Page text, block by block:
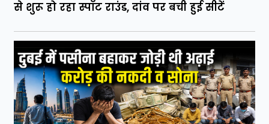
से शुरू हो रहा स्पॉट राउंड, दांव पर बची हुई सीटें